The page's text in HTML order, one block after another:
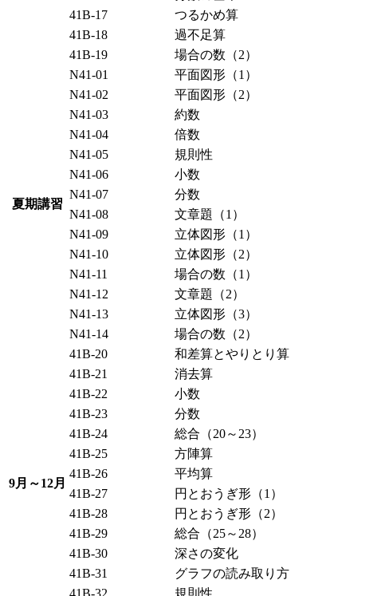
41B-17
つるかめ算
41B-18
過不足算
41B-19
場合の数（2）
夏期講習
N41-01
平面図形（1）
N41-02
平面図形（2）
N41-03
約数
N41-04
倍数
N41-05
規則性
N41-06
小数
N41-07
分数
N41-08
文章題（1）
N41-09
立体図形（1）
N41-10
立体図形（2）
N41-11
場合の数（1）
N41-12
文章題（2）
N41-13
立体図形（3）
N41-14
場合の数（2）
9月～12月
41B-20
和差算とやりとり算
41B-21
消去算
41B-22
小数
41B-23
分数
41B-24
総合（20～23）
41B-25
方陣算
41B-26
平均算
41B-27
円とおうぎ形（1）
41B-28
円とおうぎ形（2）
41B-29
総合（25～28）
41B-30
深さの変化
41B-31
グラフの読み取り方
41B-32
規則性